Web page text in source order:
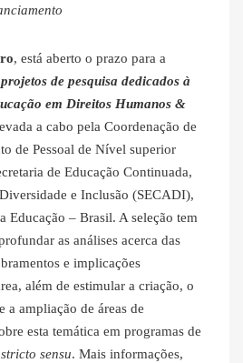
, está aberto o prazo para a
projetos de pesquisa dedicados à
em Direitos Humanos &
a cabo pela Coordenação de
de Pessoal de Nível superior
de Educação Continuada,
e Inclusão (SECADI),
Educação – Brasil. A seleção tem
as análises acerca das
e implicações
além de estimular a criação, o
a ampliação de áreas de
esta temática em programas de
stricto sensu. Mais informações,